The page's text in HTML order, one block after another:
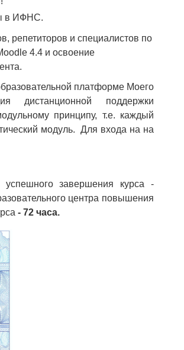
в ИФНС.
репетиторов и специалистов по
4.4 и освоение
платформе Моего
дистанционной поддержки
принципу, т.е. каждый
модуль. Для входа на на
завершения курса -
центра повышения
- 72 часа.